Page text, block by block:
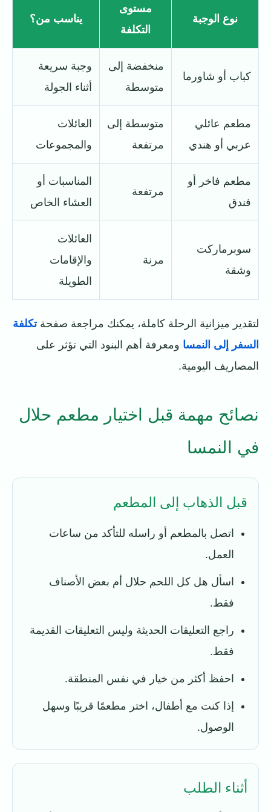
نوع الوجبة
مستوى
التكلفة
يناسب من؟
كباب أو شاورما
منخفضة إلى
متوسطة
وجبة سريعة
أثناء الجولة
مطعم عائلي
عربي أو هندي
متوسطة إلى
مرتفعة
العائلات
والمجموعات
مطعم فاخر أو
فندق
مرتفعة
المناسبات أو
العشاء الخاص
سوبرماركت
وشقة
مرنة
العائلات
والإقامات
الطويلة
لتقدير ميزانية الرحلة كاملة، يمكنك مراجعة صفحةتكلفة
السفر إلى النمسا ومعرفة أهم البنود التي تؤثر على
المصاريف اليومية.
نصائح مهمة قبل اختيار مطعم حلال
في النمسا
قبل الذهاب إلى المطعم
اتصل بالمطعم أو راسله للتأكد من ساعات
العمل.
اسأل هل كل اللحم حلال أم بعض الأصناف
فقط.
راجع التعليقات الحديثة وليس التعليقات القديمة
فقط.
احفظ أكثر من خيار في نفس المنطقة.
إذا كنت مع أطفال، اختر مطعمًا قريبًا وسهل
الوصول.
أثناء الطلب